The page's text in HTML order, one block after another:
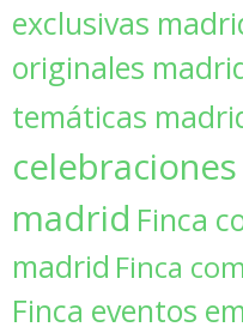
exclusivas
originales
temáticas
madrid Finca
madrid Finca
Finca eventos